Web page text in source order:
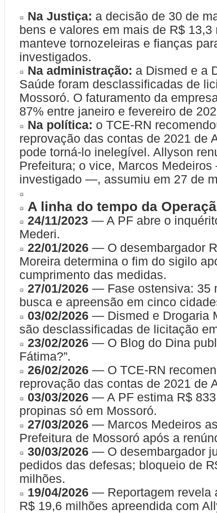
Na Justiça: a decisão de 30 de
bens e valores em mais de R$ 13,3
manteve tornozeleiras e fianças
investigados.
Na administração: a Dismed e a
Saúde foram desclassificadas de
Mossoró. O faturamento da
87% entre janeiro e fevereiro de
Na política: o TCE-RN
reprovação das contas de 2021 de
pode torná-lo inelegível. Allyson
Prefeitura; o vice, Marcos
investigado —, assumiu em 27 de
A linha do tempo da
24/11/2023 — A PF abre o
Mederi.
22/01/2026 — O desembargador
Moreira determina o fim do sigilo
cumprimento das medidas.
27/01/2026 — Fase ostensiva: 35
busca e apreensão em cinco
03/02/2026 — Dismed e Drogaria
são desclassificadas de licitação
23/02/2026 — O Blog do Dina
Fátima?”.
26/02/2026 — O TCE-RN
reprovação das contas de 2021 de
03/03/2026 — A PF estima R$
propinas só em Mossoró.
27/03/2026 — Marcos Medeiros
Prefeitura de Mossoró após a
30/03/2026 — O desembargador
pedidos das defesas; bloqueio de
milhões.
19/04/2026 — Reportagem revela
R$ 19,6 milhões apreendida com